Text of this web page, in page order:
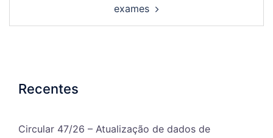
exames
Recentes
Circular 47/26 – Atualização de dados de